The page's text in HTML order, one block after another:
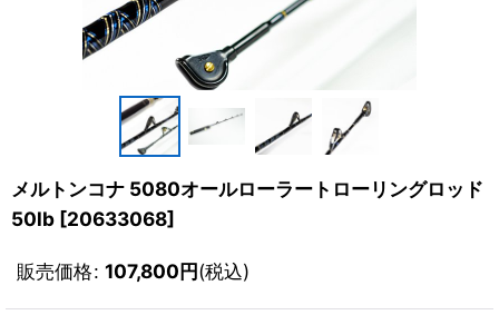
メルトンコナ 5080オールローラートローリングロッド
50lb [20633068]
販売価格: 107,800円(税込)